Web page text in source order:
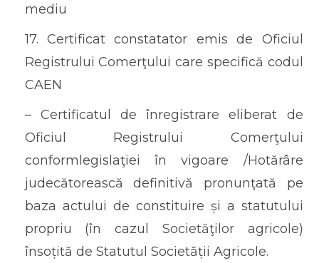
mediu
17. Certificat constatator emis de Oficiul
Registrului Comerţului care specifică codul
CAEN
– Certificatul de înregistrare eliberat de
Oficiul Registrului Comerţului
conformlegislaţiei în vigoare /Hotărâre
judecătorească definitivă pronunţată pe
baza actului de constituire și a statutului
propriu (în cazul Societăţilor agricole)
însoțită de Statutul Societății Agricole.